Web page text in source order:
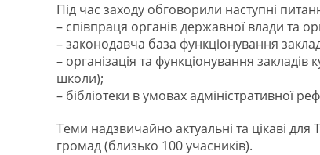
Під час заходу обговорили наступні
– співпраця органів державної влади та
– законодавча база функціонування
– організація та функціонування
школи);
– бібліотеки в умовах адміністративної
Теми надзвичайно актуальні та цікаві
громад (близько 100 учасників).